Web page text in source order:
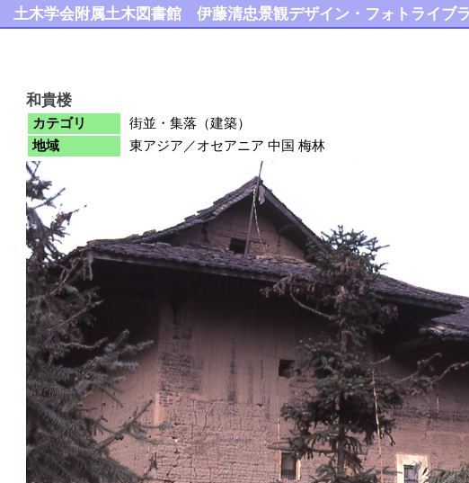
土木学会附属土木図書館 伊藤清忠景観デザイン・フォトライブ
和貴楼
カテゴリ 街並・集落（建築）
地域
東アジア／オセアニア 中国 梅林